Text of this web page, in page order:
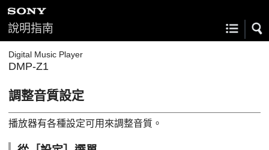
說明指南
Digital Music Player
DMP-Z1
調整音質設定
播放器有各種設定可用來調整音質。